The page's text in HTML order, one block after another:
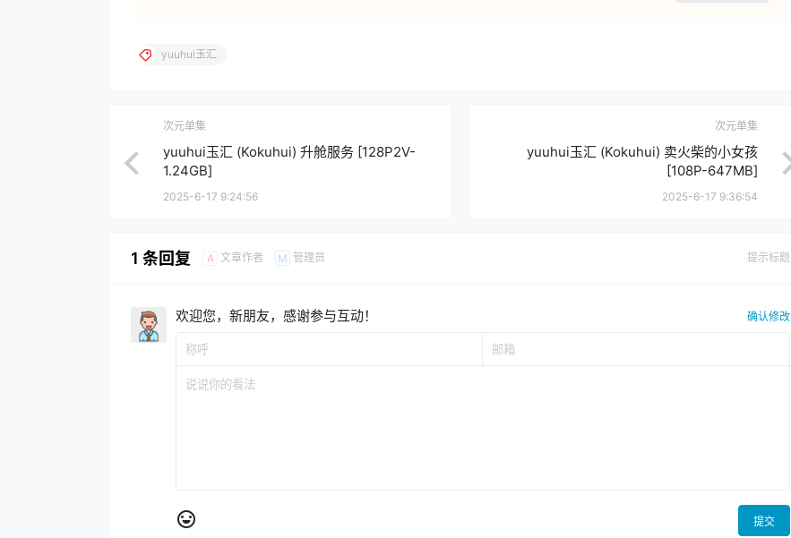
yuuhui玉汇
次元单集
yuuhui玉汇 (Kokuhui) 升舱服务 [128P2V-
1.24GB]
2025-6-17 9:24:56
次元单集
yuuhui玉汇 (Kokuhui) 卖火柴的小女孩
[108P-647MB]
2025-6-17 9:36:54
1 条回复 A 文章作者 M 管理员 提示标题
欢迎您，新朋友，感谢参与互动！ 确认修改
提交